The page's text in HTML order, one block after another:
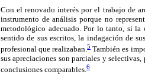
Con el renovado interés por el trabajo de
instrumento de análisis porque no
metodológico adecuado. Por lo tanto, si la
sentido de sus escritos, la indagación de
profesional que realizaban.5También es
sus apreciaciones son parciales y
conclusiones comparables.6